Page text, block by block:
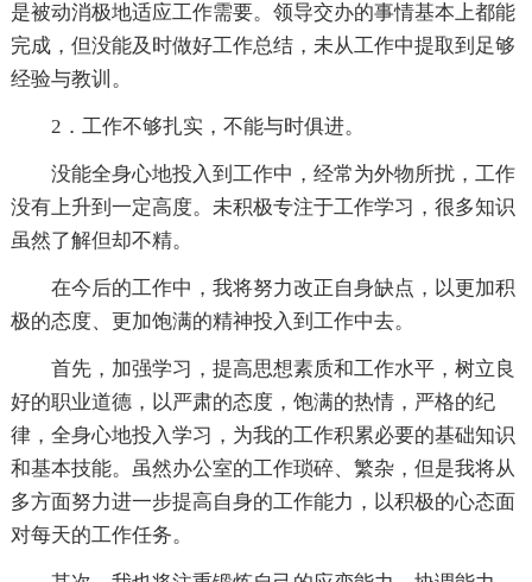
是被动消极地适应工作需要。领导交办的事情基本上都能
完成，但没能及时做好工作总结，未从工作中提取到足够
经验与教训。
2．工作不够扎实，不能与时俱进。
没能全身心地投入到工作中，经常为外物所扰，工作
没有上升到一定高度。未积极专注于工作学习，很多知识
虽然了解但却不精。
在今后的工作中，我将努力改正自身缺点，以更加积
极的态度、更加饱满的精神投入到工作中去。
首先，加强学习，提高思想素质和工作水平，树立良
好的职业道德，以严肃的态度，饱满的热情，严格的纪
律，全身心地投入学习，为我的工作积累必要的基础知识
和基本技能。虽然办公室的工作琐碎、繁杂，但是我将从
多方面努力进一步提高自身的工作能力，以积极的心态面
对每天的工作任务。